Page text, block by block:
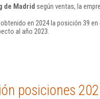
de Madrid según ventas, la
en 2024 la posición 39 en
al año 2023.
posiciones